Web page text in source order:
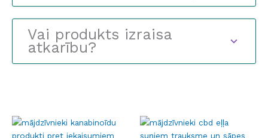
Vai produkts izraisa
atkarību?